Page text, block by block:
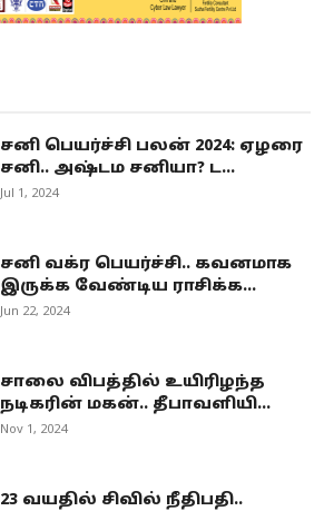
சனி பெயர்ச்சி பலன் 2024: ஏழரை
சனி.. அஷ்டம சனியா? ட...
Jul 1, 2024
சனி வக்ர பெயர்ச்சி.. கவனமாக
இருக்க வேண்டிய ராசிக்க...
Jun 22, 2024
சாலை விபத்தில் உயிரிழந்த
நடிகரின் மகன்.. தீபாவளியி...
Nov 1, 2024
23 வயதில் சிவில் நீதிபதி..